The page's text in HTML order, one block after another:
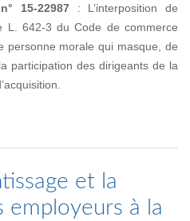
15-22987 : L’interposition de
L. 642-3 du Code de commerce
personne morale qui masque, de
participation des dirigeants de la
et la
employeurs à la